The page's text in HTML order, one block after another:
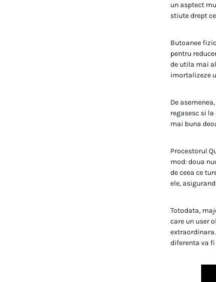
un asptect
stiute drept
Butoanee
pentru
de utila mai
imortalizeze
De
regasesc si
mai buna
Procestorul
mod: doua
de ceea ce
ele,
Totodata,
care un user
diferenta va